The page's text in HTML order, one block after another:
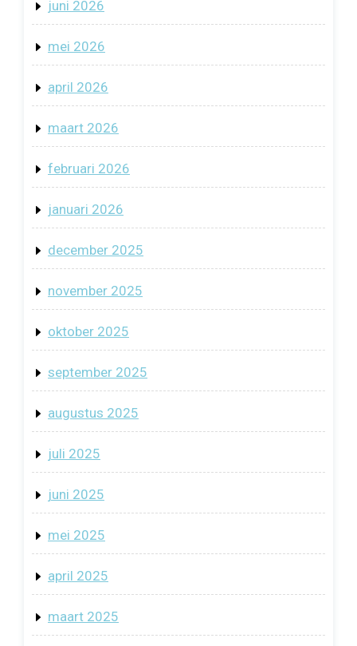
juni 2026
mei 2026
april 2026
maart 2026
februari 2026
januari 2026
december 2025
november 2025
oktober 2025
september 2025
augustus 2025
juli 2025
juni 2025
mei 2025
april 2025
maart 2025